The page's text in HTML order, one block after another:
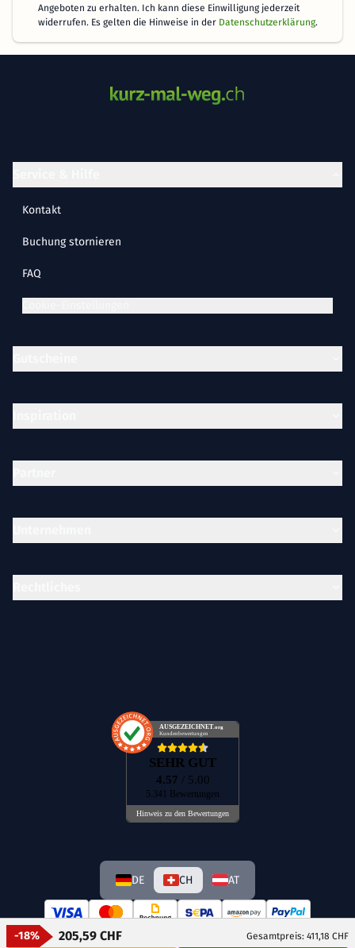
-18% 205,59 CHF Gesamtpreis: 411,18 CHF
Angeboten zu erhalten. Ich kann diese Einwilligung jederzeit
widerrufen. Es gelten die Hinweise in der Datenschutzerklärung.
AUSGEZEICHNET .org
Kundenbewertungen
SEHR GUT
4.57 / 5.00
5.341 Bewertungen
Hinweis zu den Bewertungen
Kontakt
Buchung stornieren
FAQ
DE CH AT